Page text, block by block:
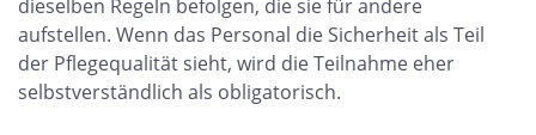
dieselben Regeln befolgen, die sie für andere
aufstellen. Wenn das Personal die Sicherheit als Teil
der Pflegequalität sieht, wird die Teilnahme eher
selbstverständlich als obligatorisch.